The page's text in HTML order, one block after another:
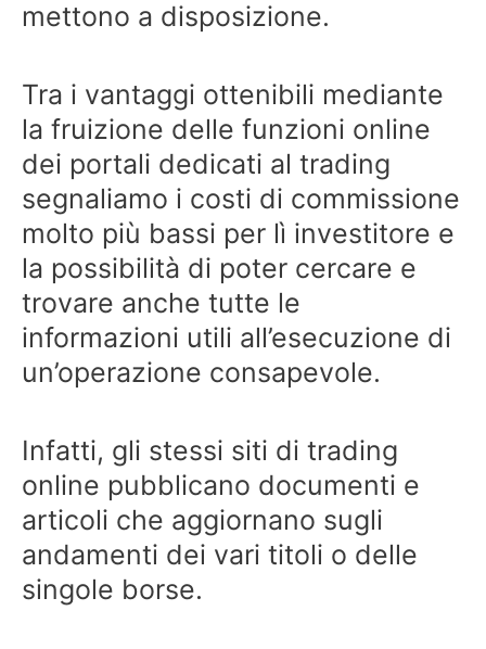
mettono a disposizione.
Tra i vantaggi ottenibili mediante
la fruizione delle funzioni online
dei portali dedicati al trading
segnaliamo i costi di commissione
molto più bassi per lì investitore e
la possibilità di poter cercare e
trovare anche tutte le
informazioni utili all’esecuzione di
un’operazione consapevole.
Infatti, gli stessi siti di trading
online pubblicano documenti e
articoli che aggiornano sugli
andamenti dei vari titoli o delle
singole borse.